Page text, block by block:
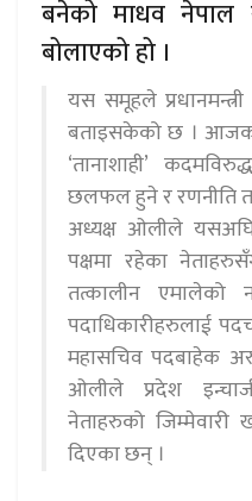
बनेको माधव
बोलाएको हो ।
यस समूहले
बताइसकेको छ ।
‘तानाशाही’
छलफल हुने र रणनीति
अध्यक्ष ओलीले
पक्षमा रहेका
तत्कालीन एमालेको
पदाधिकारीहरुलाई
महासचिव पदबाहेक
ओलीले प्रदेश
नेताहरुको
दिएका छन् ।